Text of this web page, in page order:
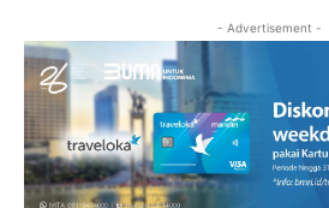
- Advertisement -